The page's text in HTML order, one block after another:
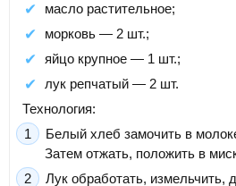
масло растительное;
морковь — 2 шт.;
яйцо крупное — 1 шт.;
лук репчатый — 2 шт.
Технология:
Белый хлеб замочить в
Затем отжать, положить в
Лук обработать, измельчить,